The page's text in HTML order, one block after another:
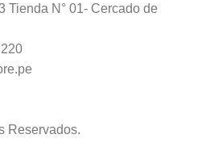
Tienda N° 01- Cercado de
Reservados.